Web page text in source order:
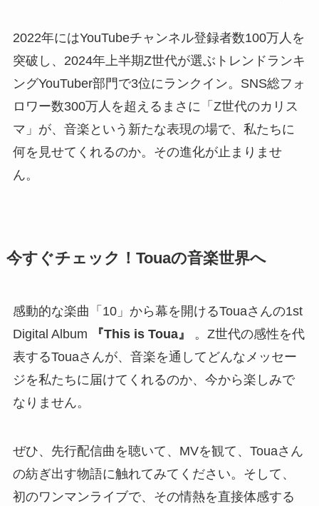
2022年にはYouTubeチャンネル登録者数100万人を
突破し、2024年上半期Z世代が選ぶトレンドランキ
ングYouTuber部門で3位にランクイン。SNS総フォ
ロワー数300万人を超えるまさに「Z世代のカリス
マ」が、音楽という新たな表現の場で、私たちに
何を見せてくれるのか。その進化が止まりませ
ん。
今すぐチェック！Touaの音楽世界へ
感動的な楽曲「10」から幕を開けるTouaさんの1st
Digital Album
『This is Toua』
。Z世代の感性を代
表するTouaさんが、音楽を通してどんなメッセー
ジを私たちに届けてくれるのか、今から楽しみで
なりません。
ぜひ、先行配信曲を聴いて、MVを観て、Touaさん
の紡ぎ出す物語に触れてみてください。そして、
初のワンマンライブで、その情熱を直接体感する